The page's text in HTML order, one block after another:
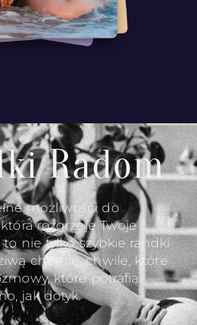
Radom
możliwości do
rozgrzeje Twoje
to nie tylko szybkie randki
chemię, chwile, które
które potrafią
jak dotyk.